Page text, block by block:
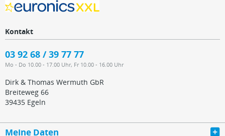
Kontakt
03 92 68 / 39 77 77
Mo - Do 10.00 - 17.00 Uhr, Fr 10.00 - 16.00 Uhr
Dirk & Thomas Wermuth GbR
Breiteweg 66
39435 Egeln
Meine Daten